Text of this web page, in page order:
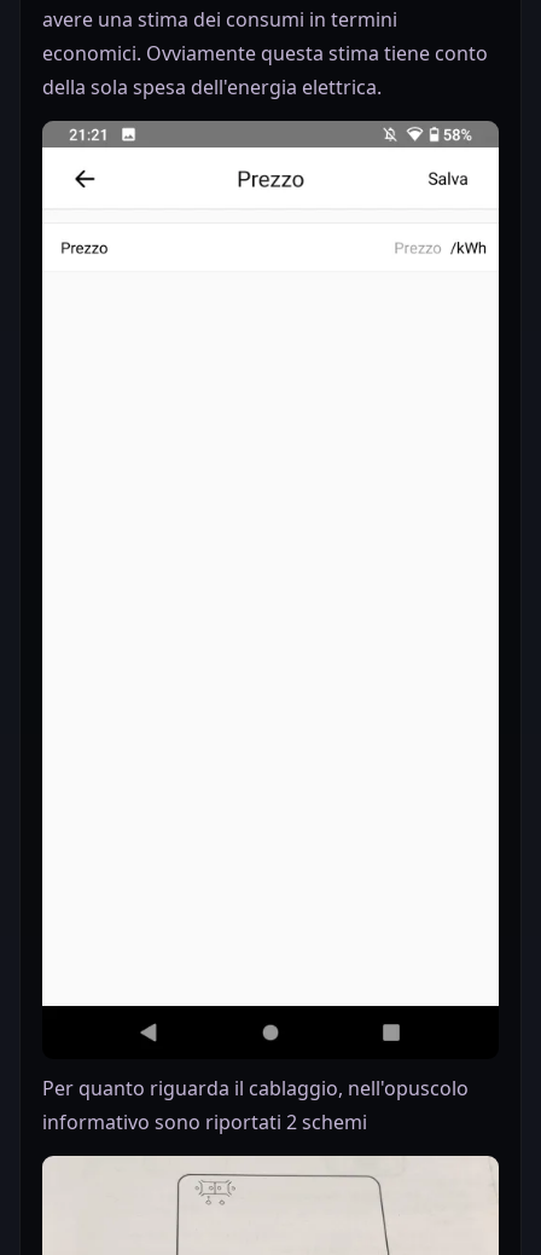
avere una stima dei consumi in termini
economici. Ovviamente questa stima tiene conto
della sola spesa dell'energia elettrica.
Per quanto riguarda il cablaggio, nell'opuscolo
informativo sono riportati 2 schemi